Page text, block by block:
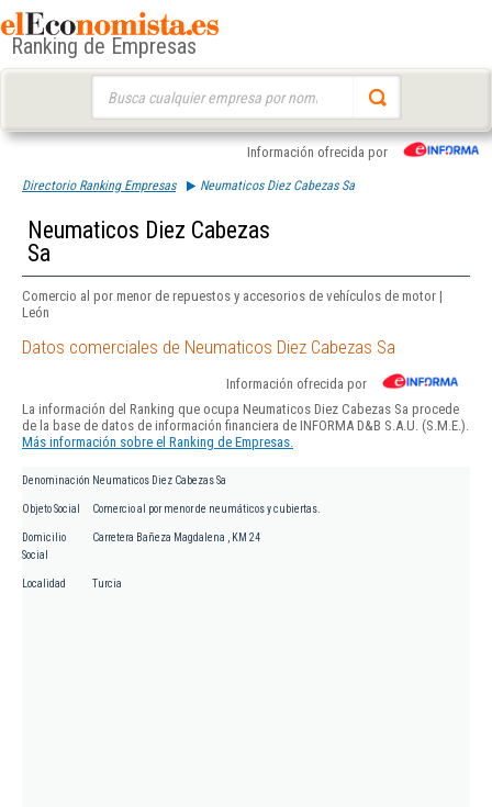
Ranking de Empresas
Información ofrecida por
Directorio Ranking Empresas Neumaticos Diez Cabezas Sa
Neumaticos Diez Cabezas
Sa
Comercio al por menor de repuestos y accesorios de vehículos de motor |
León
Datos comerciales de Neumaticos Diez Cabezas Sa
Información ofrecida por
La información del Ranking que ocupa Neumaticos Diez Cabezas Sa procede
de la base de datos de información financiera de INFORMA D&B S.A.U. (S.M.E.).
Más información sobre el Ranking de Empresas.
Denominación Neumaticos Diez Cabezas Sa
Objeto Social Comercio al por menor de neumáticos y cubiertas.
Domicilio
Social
Carretera Bañeza Magdalena , KM 24
Localidad Turcia